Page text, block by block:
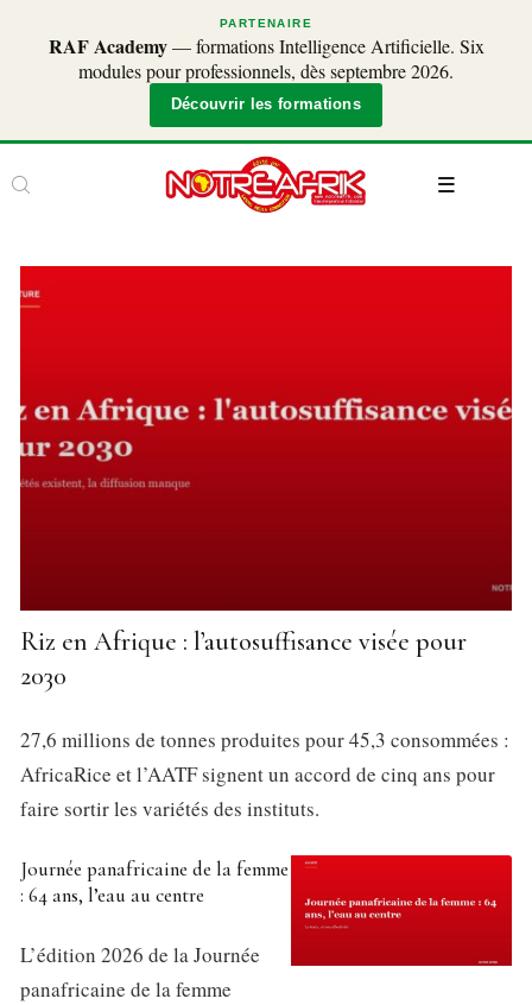
PARTENAIRE
RAF Academy— formations Intelligence Artificielle. Six
modules pour professionnels, dès septembre 2026.
Découvrir les formations
Riz en Afrique : l’autosuffisance visée pour
2030
27,6 millions de tonnes produites pour 45,3 consommées :
AfricaRice et l’AATF signent un accord de cinq ans pour
faire sortir les variétés des instituts.
Journée panafricaine de la femme
: 64 ans, l’eau au centre
L’édition 2026 de la Journée
panafricaine de la femme